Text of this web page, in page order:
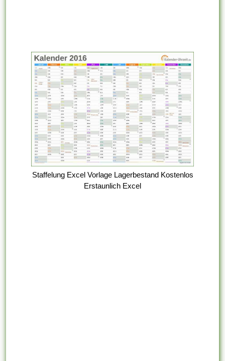
Staffelung Excel Vorlage Lagerbestand Kostenlos
Erstaunlich Excel